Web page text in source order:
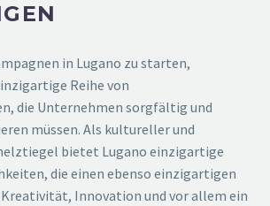
in Lugano zu starten,
Reihe von
die Unternehmen sorgfältig und
müssen. Als kultureller und
bietet Lugano einzigartige
die einen ebenso einzigartigen
Innovation und vor allem ein